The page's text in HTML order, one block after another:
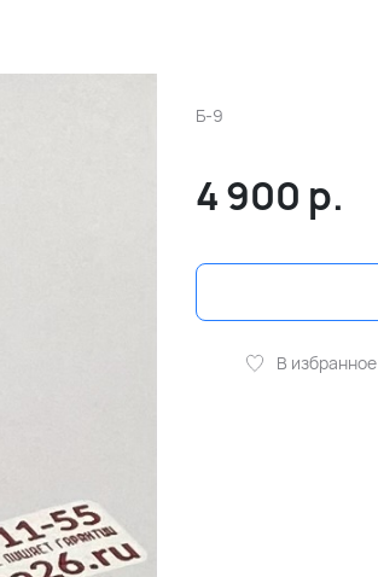
Б-9
4 900 р.
В избранное